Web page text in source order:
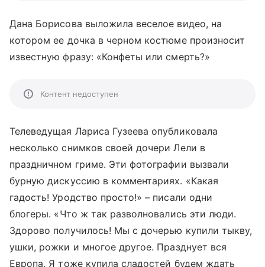
Дана Борисова выложила веселое видео, на
котором ее дочка в черном костюме произносит
известную фразу: «Конфеты или смерть?»
Контент недоступен
Телеведущая Лариса Гузеева опубликовала
несколько снимков своей дочери Лели в
праздничном гриме. Эти фотографии вызвали
бурную дискуссию в комментариях. «Какая
гадость! Уродство просто!» – писали одни
блогеры. «Что ж так разволновались эти люди.
Здорово получилось! Мы с дочерью купили тыкву,
ушки, рожки и многое другое. Празднует вся
Европа. Я тоже купила сладостей будем ждать